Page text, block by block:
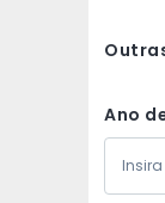
Ano